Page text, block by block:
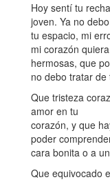
Hoy sentí tu
joven. Ya no
tu espacio, mi
mi corazón
hermosas, que
no debo tratar de
Que tristeza
amor en tu
corazón, y que
poder
cara bonita o a
Que equivocado